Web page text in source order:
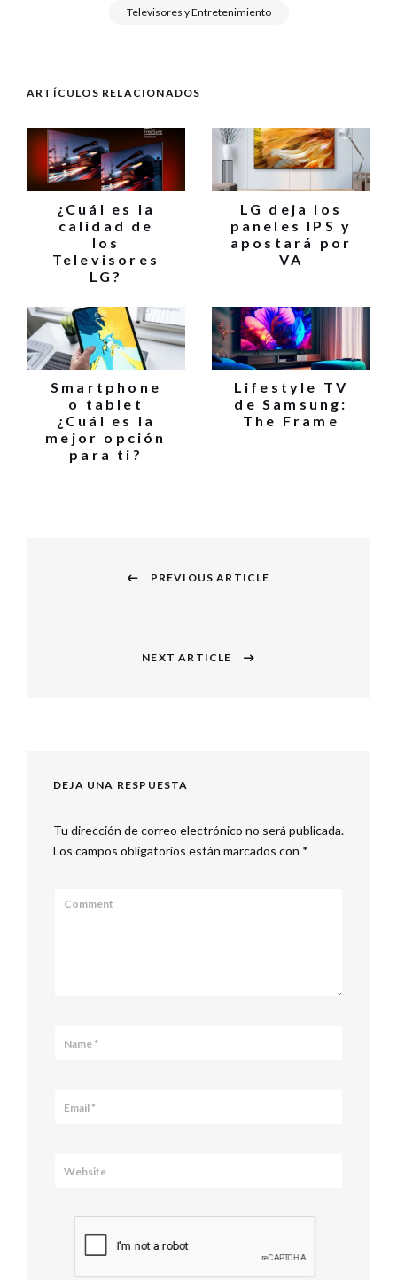
Televisores y Entretenimiento
ARTÍCULOS RELACIONADOS
¿Cuál es la
calidad de
los
Televisores
LG?
LG deja los
paneles IPS y
apostará por
VA
Smartphone
o tablet
¿Cuál es la
mejor opción
para ti?
Lifestyle TV
de Samsung:
The Frame
PREVIOUS ARTICLE
NEXT ARTICLE
DEJA UNA RESPUESTA
Tu dirección de correo electrónico no será publicada.
Los campos obligatorios están marcados con *